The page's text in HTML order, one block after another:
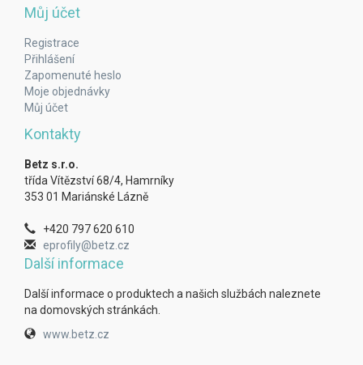
Můj účet
Registrace
Přihlášení
Zapomenuté heslo
Moje objednávky
Můj účet
Kontakty
Betz s.r.o.
třída Vítězství 68/4, Hamrníky
353 01 Mariánské Lázně
+420 797 620 610
eprofily@betz.cz
Další informace
Další informace o produktech a našich službách naleznete
na domovských stránkách.
www.betz.cz